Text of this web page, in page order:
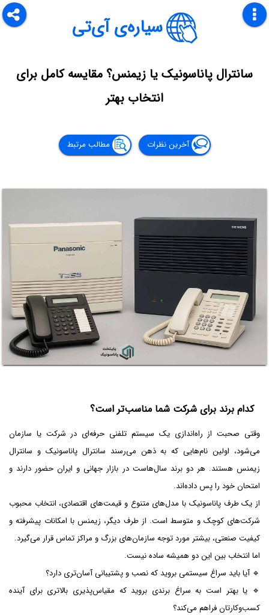
سیاره‌ی آی‌تی
سانترال پاناسونیک یا زیمنس؟ مقایسه کامل برای
انتخاب بهتر
آخرین نظرات مطالب مرتبط
کدام برند برای شرکت شما مناسب‌تر است؟
وقتی صحبت از راه‌اندازی یک سیستم تلفنی حرفه‌ای در شرکت یا سازمان
می‌شود، اولین نام‌هایی که به ذهن می‌رسند سانترال پاناسونیک و سانترال
زیمنس هستند. هر دو برند سال‌هاست در بازار جهانی و ایران حضور دارند و
امتحان خود را پس داده‌اند.
از یک طرف پاناسونیک با مدل‌های متنوع و قیمت‌های اقتصادی، انتخاب محبوب
شرکت‌های کوچک و متوسط است. از طرف دیگر، زیمنس با امکانات پیشرفته و
کیفیت صنعتی، بیشتر مورد توجه سازمان‌های بزرگ و مراکز تماس قرار می‌گیرد.
اما انتخاب بین این دو همیشه ساده نیست.
🔹 آیا باید سراغ سیستمی بروید که نصب و پشتیبانی آسان‌تری دارد؟
🔹 یا بهتر است به سراغ برندی بروید که مقیاس‌پذیری بالاتری برای آینده
کسب‌وکارتان فراهم می‌کند؟